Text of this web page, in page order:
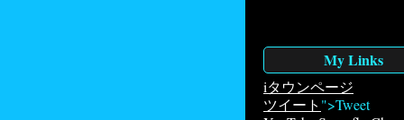
My Links
iタウンページ
ツイート ">Tweet